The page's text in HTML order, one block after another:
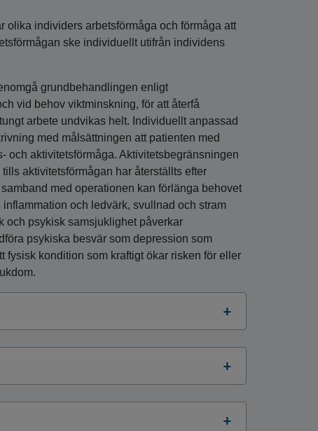
olika individers arbetsförmåga och förmåga att
ske individuellt utifrån individens
grundbehandlingen enligt
vid behov viktminskning, för att återfå
arbete undvikas helt. Individuellt anpassad
med målsättningen att patienten med
och aktivitetsförmåga. Aktivitetsbegränsningen
aktivitetsförmågan har återställts efter
med operationen kan förlänga behovet
och ledvärk, svullnad och stram
och psykisk samsjuklighet påverkar
psykiska besvär som depression som
fysisk kondition som kraftigt ökar risken för eller